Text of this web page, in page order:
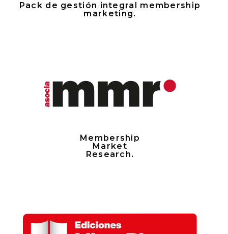
Pack de gestión integral membership
marketing.
Membership
Market
Research.